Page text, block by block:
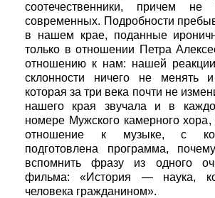
соотечественники, причем не
современных. Подробности
в нашем крае, поданные
только в отношении Петра
отношению к нам: нашей
склонности ничего не менять
которая за три века почти не
нашего края звучала и в
номере Мужского камерного
отношение к музыке, с
подготовлена программа,
вспомнить фразу из одного
фильма: «История — наука,
человека гражданином».